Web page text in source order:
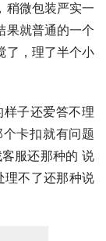
稍微包装严实一
果就普通的一个
了，理了半个小
子还爱答不理
卡扣就有问题
服还那种的 说
理不了还那种说